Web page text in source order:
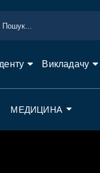
Викладачу
МЕДИЦИНА